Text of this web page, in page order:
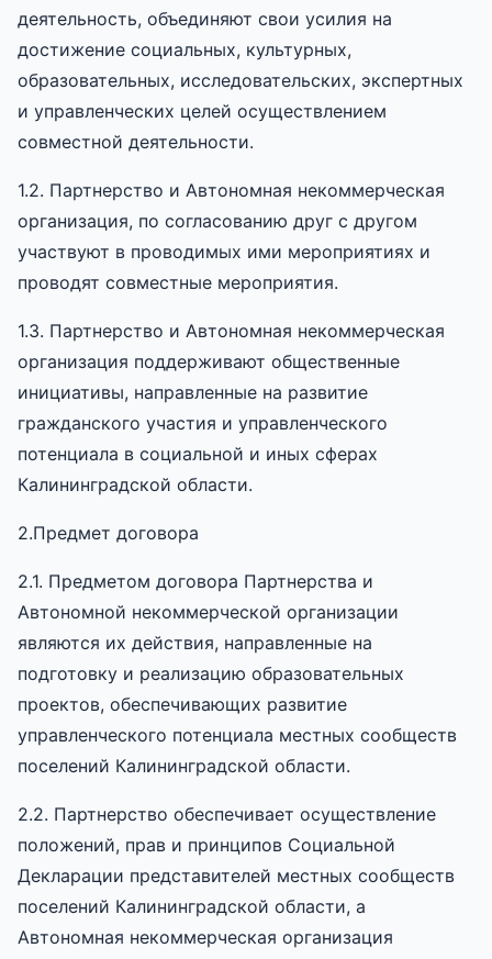
деятельность, объединяют свои усилия на
достижение социальных, культурных,
образовательных, исследовательских, экспертных
и управленческих целей осуществлением
совместной деятельности.
1.2. Партнерство и Автономная некоммерческая
организация, по согласованию друг с другом
участвуют в проводимых ими мероприятиях и
проводят совместные мероприятия.
1.3. Партнерство и Автономная некоммерческая
организация поддерживают общественные
инициативы, направленные на развитие
гражданского участия и управленческого
потенциала в социальной и иных сферах
Калининградской области.
2.Предмет договора
2.1. Предметом договора Партнерства и
Автономной некоммерческой организации
являются их действия, направленные на
подготовку и реализацию образовательных
проектов, обеспечивающих развитие
управленческого потенциала местных сообществ
поселений Калининградской области.
2.2. Партнерство обеспечивает осуществление
положений, прав и принципов Социальной
Декларации представителей местных сообществ
поселений Калининградской области, а
Автономная некоммерческая организация